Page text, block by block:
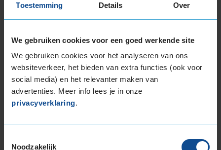
Toestemming Details Over
We gebruiken cookies voor een goed werkende site
We gebruiken cookies voor het analyseren van ons
websiteverkeer, het bieden van extra functies (ook voor
social media) en het relevanter maken van
advertenties. Meer info lees je in onze
privacyverklaring.
Noodzakelijk
Bekijk al onzeautogarages in Apeldoorn. KwikFit is
in Apeldoorn enauto-onderhoud in Apeldoorn.
Klantbeoordelingen
Onderstaand tref je de meest recente
klantbeoordelingen aan van dit KwikFit filiaal. De
actuele klantbeoordeling is gebaseerd op 552
klantbeoordelingen.